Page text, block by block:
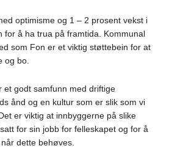
optimisme og 1 – 2 prosent vekst i
for å ha trua på framtida. Kommunal
som Fon er et viktig støttebein for at
og bo.
et godt samfunn med driftige
ånd og en kultur som er slik som vi
er viktig at innbyggerne på slike
for sin jobb for felleskapet og for å
dette behøves.